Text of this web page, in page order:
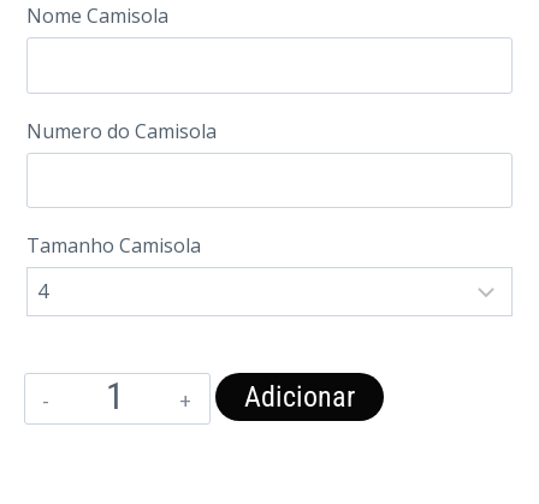
Nome Camisola
Numero do Camisola
Tamanho Camisola
Adicionar